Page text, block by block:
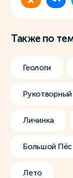
Также по
Геологи
Личинка
Большой Пёс
Лето